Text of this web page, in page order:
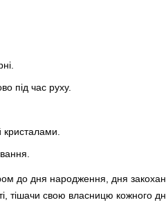
під час руху.
до дня народження, дня
тішачи свою власницю кожного